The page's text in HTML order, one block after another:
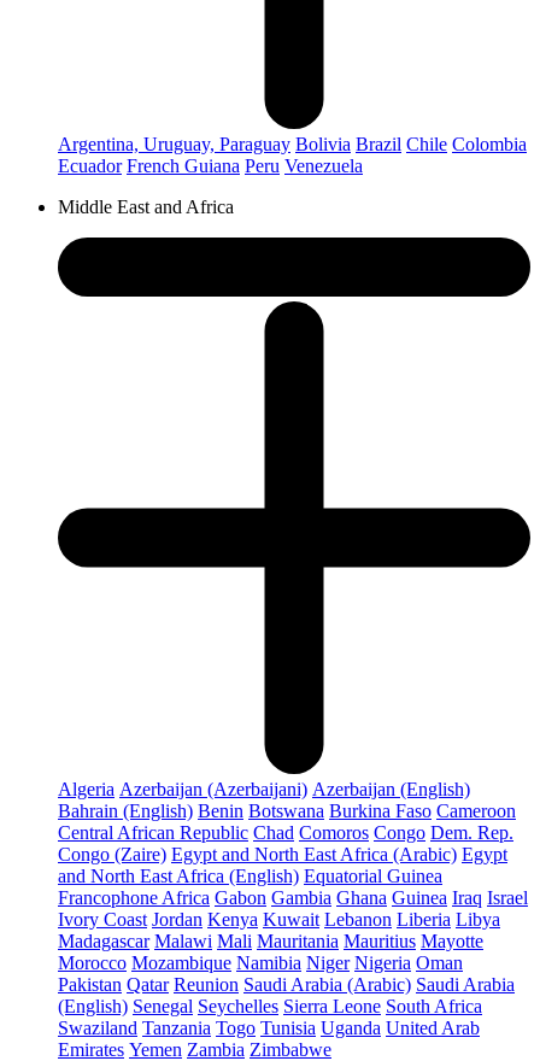
Argentina, Uruguay, Paraguay Bolivia Brazil Chile Colombia
Ecuador French Guiana Peru Venezuela
Middle East and Africa
Algeria Azerbaijan (Azerbaijani) Azerbaijan (English)
Bahrain (English) Benin Botswana Burkina Faso Cameroon
Central African Republic Chad Comoros Congo Dem. Rep.
Congo (Zaire) Egypt and North East Africa (Arabic) Egypt
and North East Africa (English) Equatorial Guinea
Francophone Africa Gabon Gambia Ghana Guinea Iraq Israel
Ivory Coast Jordan Kenya Kuwait Lebanon Liberia Libya
Madagascar Malawi Mali Mauritania Mauritius Mayotte
Morocco Mozambique Namibia Niger Nigeria Oman
Pakistan Qatar Reunion Saudi Arabia (Arabic) Saudi Arabia
(English) Senegal Seychelles Sierra Leone South Africa
Swaziland Tanzania Togo Tunisia Uganda United Arab
Emirates Yemen Zambia Zimbabwe